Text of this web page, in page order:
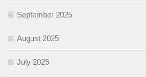
September 2025
August 2025
July 2025